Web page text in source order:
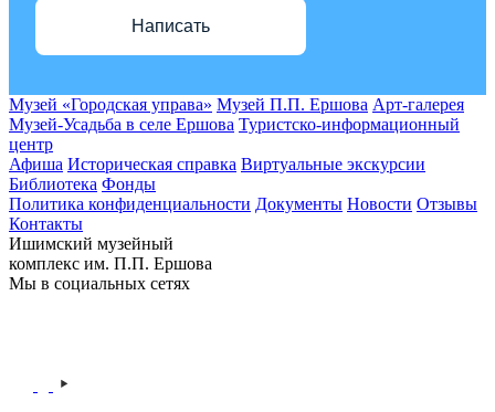
Написать
Музей «Городская управа» Музей П.П. Ершова Арт-галерея
Музей-Усадьба в селе Ершова Туристско-информационный
центр
Афиша Историческая справка Виртуальные экскурсии
Библиотека Фонды
Политика конфиденциальности Документы Новости Отзывы
Контакты
Ишимский музейный
комплекс им. П.П. Ершова
Мы в социальных сетях